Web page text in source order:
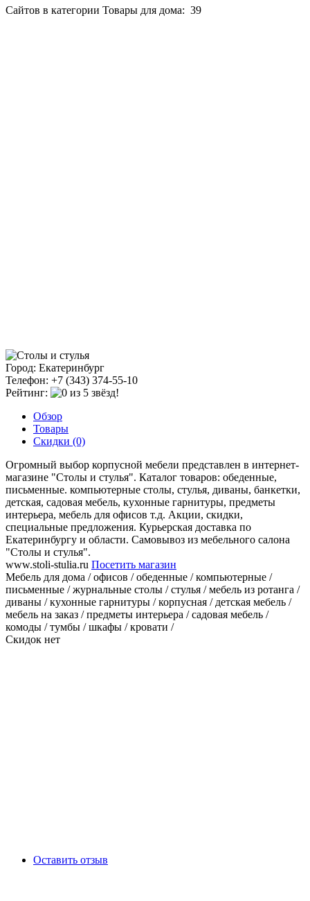
Сайтов в категории Товары для дома: 39
Город: Екатеринбург
Телефон: +7 (343) 374-55-10
Рейтинг:
Обзор
Товары
Скидки (0)
Огромный выбор корпусной мебели представлен в интернет-
магазине "Столы и стулья". Каталог товаров: обеденные,
письменные. компьютерные столы, стулья, диваны, банкетки,
детская, садовая мебель, кухонные гарнитуры, предметы
интерьера, мебель для офисов т.д. Акции, скидки,
специальные предложения. Курьерская доставка по
Екатеринбургу и области. Самовывоз из мебельного салона
"Столы и стулья".
www.stoli-stulia.ru Посетить магазин
Мебель для дома / офисов / обеденные / компьютерные /
письменные / журнальные столы / стулья / мебель из ротанга /
диваны / кухонные гарнитуры / корпусная / детская мебель /
мебель на заказ / предметы интерьера / садовая мебель /
комоды / тумбы / шкафы / кровати /
Скидок нет
Оставить отзыв